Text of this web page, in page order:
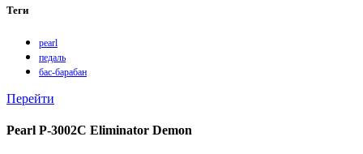
Теги
pearl
педаль
бас-барабан
Перейти
Pearl P-3002C Eliminator Demon